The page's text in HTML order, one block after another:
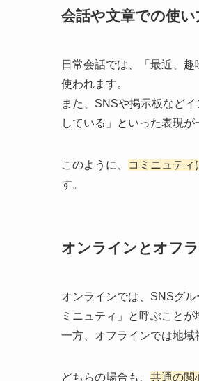
会話や文章での使い
日常会話では、「最近、
使われます。
また、SNSや掲示板など
している」といった表現が
このように、 コミニュテ
す。
オンラインとオフ
オンラインでは、SNSグ
ミニュティ」と呼ぶことが
一方、オフラインでは地域
どちらの場合も、 共通の関